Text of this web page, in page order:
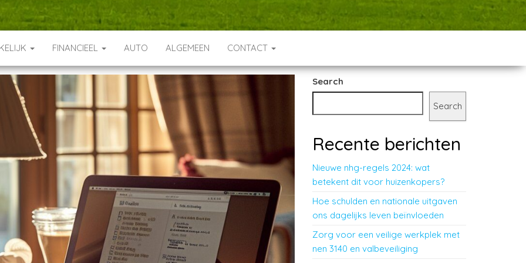
FINANCIEEL AUTO ALGEMEEN CONTACT
Search
Search
Recente berichten
Nieuwe nhg-regels 2024: wat
betekent dit voor huizenkopers?
Hoe schulden en nationale uitgaven
ons dagelijks leven beïnvloeden
Zorg voor een veilige werkplek met
nen 3140 en valbeveiliging